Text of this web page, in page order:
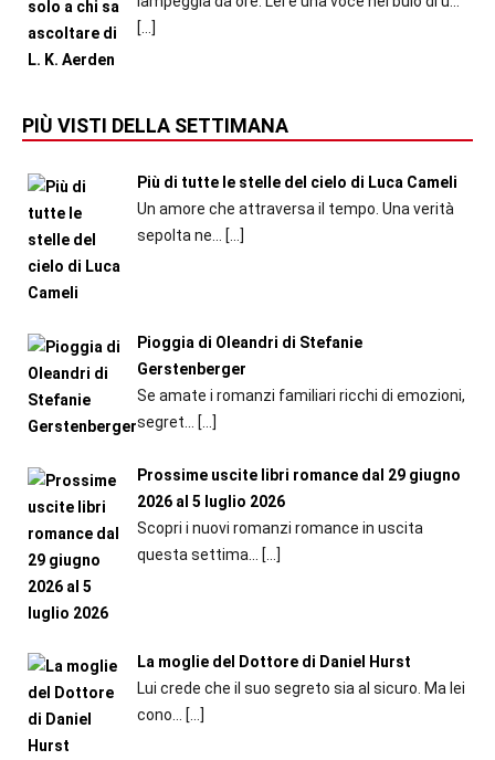
[…]
PIÙ VISTI DELLA SETTIMANA
Più di tutte le stelle del cielo di Luca Cameli
Un amore che attraversa il tempo. Una verità
sepolta ne...
[…]
Pioggia di Oleandri di Stefanie
Gerstenberger
Se amate i romanzi familiari ricchi di emozioni,
segret...
[…]
Prossime uscite libri romance dal 29 giugno
2026 al 5 luglio 2026
Scopri i nuovi romanzi romance in uscita
questa settima... […]
La moglie del Dottore di Daniel Hurst
Lui crede che il suo segreto sia al sicuro. Ma lei
cono...
[…]